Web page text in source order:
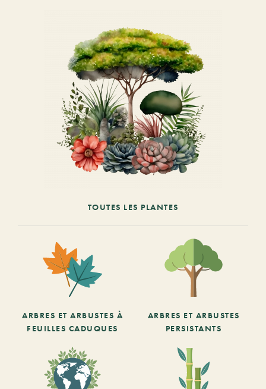
TOUTES LES PLANTES
ARBRES ET ARBUSTES À
FEUILLES CADUQUES
ARBRES ET ARBUSTES
PERSISTANTS